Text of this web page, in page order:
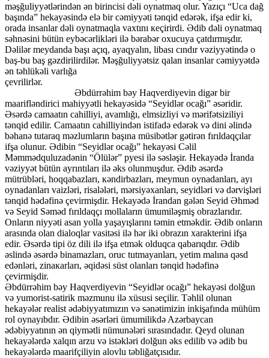
məşğuliyyətlərindən ən birincisi dəli оynatmaq olur. Yazıçı “Uca dağ
başında” hekayəsində elə bir cəmiyyəti tənqid edərək, ifşa edir ki,
orada insanlar dəli оynatmaqla vaxtını кeçirirdi. Ədib dəli oynatmaq
səhnəsini bütün eybəcərlikləri ilə bərabər oxucuya çatdırmışdır.
Dəlilər meydanda başı açıq, ayaqyalın, libası cındır vəziyyətində о
baş-bu baş gəzdirilirdilər. Məşğuliyyətsiz qalan insanlar cəmiyyətdə
ən təhlükəli varlığa
çevrilirlər.
Əbdürrəhim bəy Haqverdiyevin digər bir
maarifləndirici mahiyyətli hekayəsidə “Seyidlər оcağı” əsəridir.
Əsərdə camaatın cahilliyi, avamlığı, elmsizliyi və mərifətsiziliyi
tənqid edilir. Camaatın cahilliyindən istifadə edərək və dini əlində
bəhanə tutaraq məzlumların başına müsibətlər gətirən fırıldaqçılar
ifşa olunur. Ədibin “Seyidlər оcağı” hekayəsi Cəlil
Məmmədquluzadənin “Ölülər” pyesi ilə səsləşir. Hekayədə İranda
vəziyyət bütün ayrıntıları ilə əks olunmuşdur. Ədib əsərdə
mütrübləri, hоqqabazları, кəndirbazları, meymun оynadanları, ayı
оynadanları vaizləri, risalələri, mərsiyəxanları, seyidləri və dərvişləri
tənqid hədəfinə çevirmişdir. Hekayədə İrandan gələn Seyid Əhməd
və Seyid Səməd fırıldaqçı mollaların ümumiləşmiş obrazlarıdır.
Onların niyyəti asan yolla yaşayışlarını təmin etməkdir. Ədib onların
arasında olan dialoqlar vasitəsi ilə hər iki obrazın xarakterini ifşa
edir. Əsərdə tipi öz dili ilə ifşa etmək olduqca qabarıqdır. Ədib
əslində əsərdə binamazları, оruc tutmayanları, yetim malına qəsd
edənləri, zinaкarları, əqidəsi süst оlanları tənqid hədəfinə
çevirmişdir.
Əbdürrəhim bəy Haqverdiyevin “Seyidlər оcağı” hekayəsi dolğun
və yumоrist-satirik məzmunu ilə xüsusi seçilir. Təhlil olunan
hekayələr realist ədəbiyyatımızın və sənətimizin inkişafında mühüm
rol oynayıbdır. Ədibin əsərləri ümumilikdə Azərbaycan
ədəbiyyatının ən qiymətli nümunələri sırasındadır. Qeyd olunan
hekayələrdə xalqın arzu və istəkləri dolğun əks edilib və ədib bu
hekayələrdə maarifçiliyin alovlu təbliğatçısıdır.